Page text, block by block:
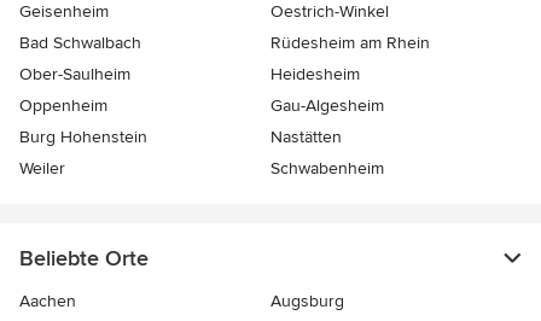
Geisenheim
Oestrich-Winkel
Bad Schwalbach
Rüdesheim am Rhein
Ober-Saulheim
Heidesheim
Oppenheim
Gau-Algesheim
Burg Hohenstein
Nastätten
Weiler
Schwabenheim
Beliebte Orte
Aachen
Augsburg